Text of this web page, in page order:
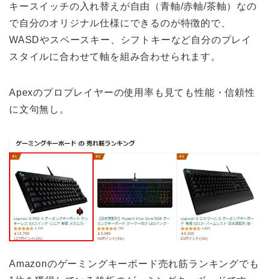
キースイッチの入れ替えが自由（青軸/赤軸/茶軸）なの
で自分のオリジナル仕様にできるのが特徴的で、
WASDやスペースキー、シフトキーなど自分のプレイ
スタイルに合わせて軸を組み合わせられます。
Apexのプロプレイヤーの使用率も見ても性能・信頼性
に文句無し。
Amazonのゲーミングキーボード売れ筋ランキングでも